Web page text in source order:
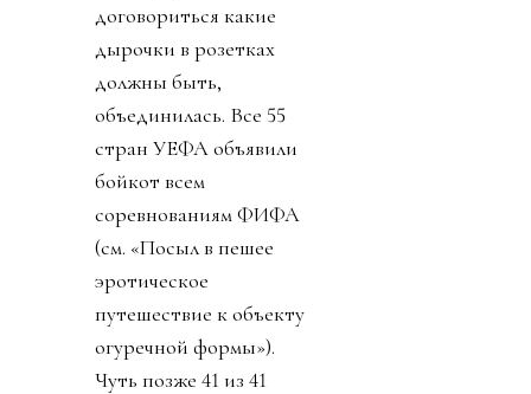
договориться какие
дырочки в розетках
должны быть,
объединилась. Все 55
стран УЕФА объявили
бойкот всем
соревнованиям ФИФА
(см. «Посыл в пешее
эротическое
путешествие к объекту
огуречной формы»).
Чуть позже 41 из 41